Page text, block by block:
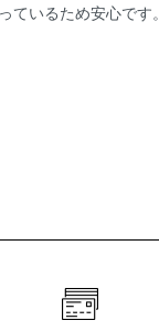
ているため安心です。